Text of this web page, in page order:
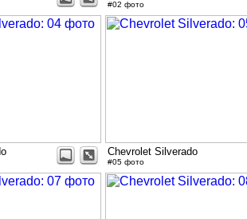
#02 фото
Chevrolet Silverado
#05 фото